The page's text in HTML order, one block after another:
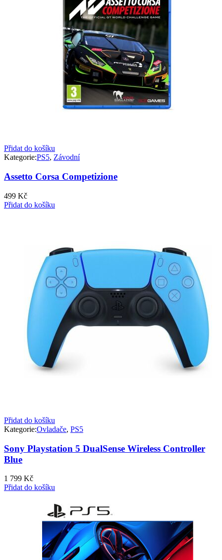
Přidat do košíku
Kategorie:PS5, Závodní
Assetto Corsa Competizione
499 Kč
Přidat do košíku
Přidat do košíku
Kategorie:Ovladače, PS5
Sony Playstation 5 DualSense Wireless Controller
Blue
1 799 Kč
Přidat do košíku